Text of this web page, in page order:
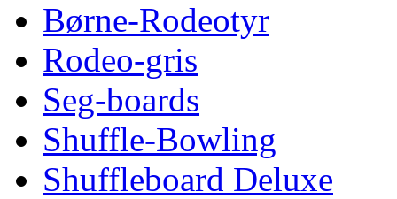
Børne-Rodeotyr
Rodeo-gris
Seg-boards
Shuffle-Bowling
Shuffleboard Deluxe